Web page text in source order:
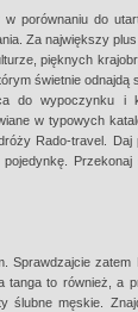
porównaniu do
Za największy
pięknych
świetnie odnajdą
do wypoczynku i
w typowych
Rado-travel.
Przekonaj
Sprawdzajcie
tanga to również, a
ślubne męskie.